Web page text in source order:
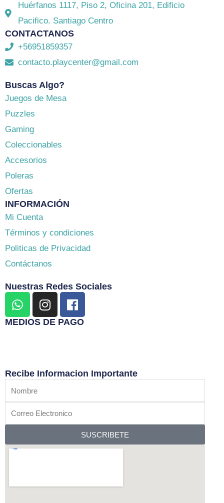
Huérfanos 1117, Piso 2, Oficina 201, Edificio
Pacifico. Santiago Centro
CONTACTANOS
+56951859357
contacto.playcenter@gmail.com
Buscas Algo?
Juegos de Mesa
Puzzles
Gaming
Coleccionables
Accesorios
Poleras
Ofertas
INFORMACIÓN
Mi Cuenta
Términos y condiciones
Politicas de Privacidad
Contáctanos
Nuestras Redes Sociales
W
h
a
p
I
n
s
r
F
a
c
o
MEDIOS DE PAGO
Recibe Informacion Importante
Nombre
Correo
Electronico
SUSCRIBETE